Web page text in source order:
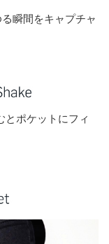
瞬間をキャプチャ
ポケットにフィ